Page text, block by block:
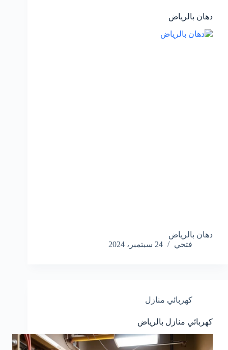
دهان بالرياض
دهان بالرياض
فتحي
24 سبتمبر، 2024
كهربائي منازل
كهربائي منازل بالرياض